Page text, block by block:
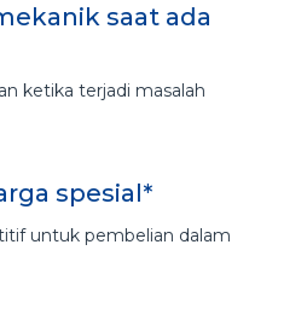
saat ada
ketika terjadi masalah
spesial*
untuk pembelian dalam